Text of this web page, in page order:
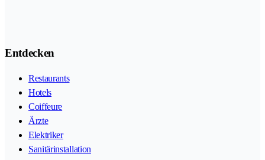
Entdecken
Restaurants
Hotels
Coiffeure
Ärzte
Elektriker
Sanitärinstallation